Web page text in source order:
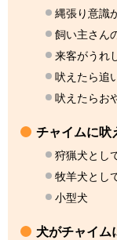
縄張り意識
飼い主さん
来客がうれ
吠えたら追
吠えたらお
チャイムに吠
狩猟犬とし
牧羊犬とし
小型犬
犬がチャイム